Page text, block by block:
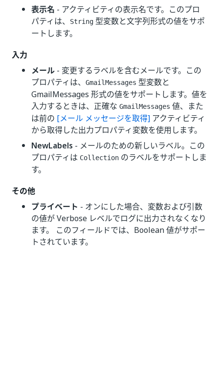
表示名 - アクティビティの表示名です。このプロ
パティは、
String 型変数と文字列形式の値をサポ
ートします。
入力
メール - 変更するラベルを含むメールです。この
プロパティは、
GmailMessages 型変数と
GmailMessages 形式の値をサポートします。値を
入力するときは、正確な GmailMessages 値、また
は前の [メール メッセージを取得] アクティビティ
から取得した出力プロパティ変数を使用します。
NewLabels - メールのための新しいラベル。この
プロパティは Collection のラベルをサポートしま
す。
その他
プライベート - オンにした場合、変数および引数
の値が Verbose レベルでログに出力されなくなり
ます。 このフィールドでは、Boolean 値がサポー
トされています。